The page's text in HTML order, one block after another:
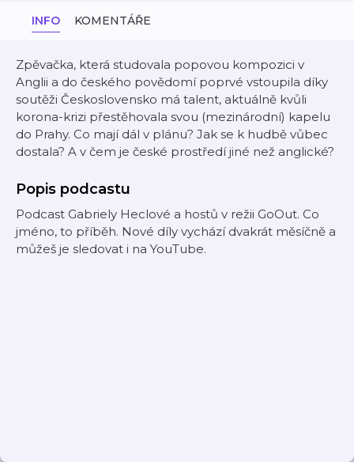
INFO KOMENTÁŘE
Zpěvačka, která studovala popovou kompozici v
Anglii a do českého povědomí poprvé vstoupila díky
soutěži Československo má talent, aktuálně kvůli
korona-krizi přestěhovala svou (mezinárodní) kapelu
do Prahy. Co mají dál v plánu? Jak se k hudbě vůbec
dostala? A v čem je české prostředí jiné než anglické?
Popis podcastu
Podcast Gabriely Heclové a hostů v režii GoOut. Co
jméno, to příběh. Nové díly vychází dvakrát měsíčně a
můžeš je sledovat i na YouTube.